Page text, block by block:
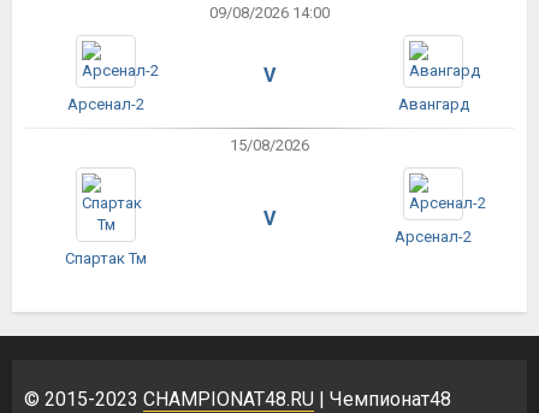
09/08/2026 14:00
Арсенал-2
V
Авангард
15/08/2026
Спартак Тм
V
Арсенал-2
© 2015-2023 CHAMPIONAT48.RU | Чемпионат48